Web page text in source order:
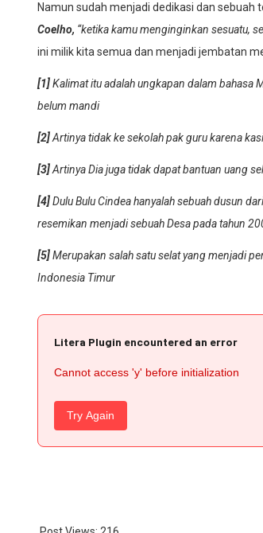
Namun sudah menjadi dedikasi dan
Coelho, “ketika kamu menginginkan sesuatu,
ini milik kita semua dan menjadi jembatan
[1]Kalimat itu adalah ungkapan dalam bahasa
belum mandi
[2]Artinya tidak ke sekolah pak guru karena
[3]Artinya Dia juga tidak dapat bantuan uang
[4]Dulu Bulu Cindea hanyalah sebuah dusun
resemikan menjadi sebuah Desa pada tahun
[5]Merupakan salah satu selat yang menjadi
Indonesia Timur
Litera Plugin encountered an error
Cannot access 'y' before initialization
Try Again